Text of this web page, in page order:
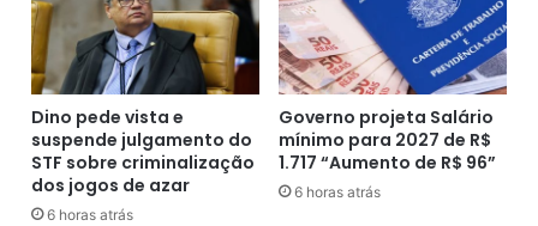
º
s
a
l
á
r
i
o
d
a
r
a
n
i
e
m
1
a
Dino pede vista e
suspende julgamento do
STF sobre criminalização
dos jogos de azar
6 horas atrás
Governo projeta Salário
mínimo para 2027 de R$
1.717 “Aumento de R$ 96”
6 horas atrás